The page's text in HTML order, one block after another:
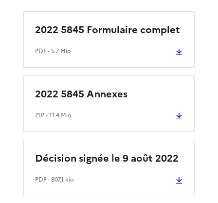
2022 5845 Formulaire complet
PDF- 5.7 Mio
2022 5845 Annexes
ZIP- 11.4 Mio
Décision signée le 9 août 2022
PDF- 807.1 kio